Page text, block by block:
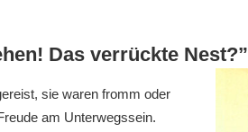
Das verrückte Nest?”
sie waren fromm oder
am Unterwegssein.